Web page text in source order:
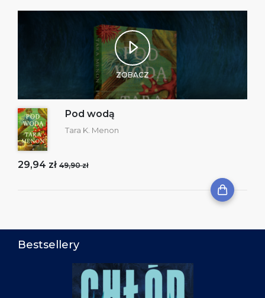
ZOBACZ
Pod wodą
Tara K. Menon
29,94 zł 49,90 zł
Bestsellery